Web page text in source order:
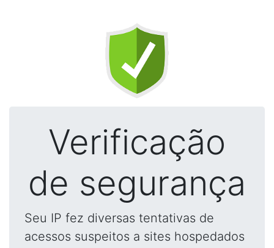
Verificação
de segurança
Seu IP fez diversas tentativas de
acessos suspeitos a sites hospedados